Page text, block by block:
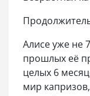
Алисе уже не
прошлых её
целых 6
мир